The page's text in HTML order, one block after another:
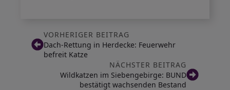
VORHERIGER BEITRAG
Dach-Rettung in Herdecke: Feuerwehr
befreit Katze
NÄCHSTER BEITRAG
Wildkatzen im Siebengebirge: BUND
bestätigt wachsenden Bestand